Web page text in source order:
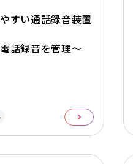
すい通話録音装置
話録音を管理～